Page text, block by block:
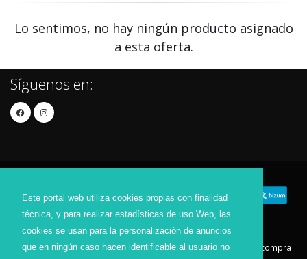
Este portal web utiliza cookies propias con finalidad
técnica, y para realizar estadísticas de uso Web, las
cookies se usan para la personalización de anuncios
que en ningún caso hacen identificable al usuario no
Lo sentimos, no hay ningún producto asignado
a esta oferta.
Síguenos en:
Contacto Aviso Legal
Condiciones de compra